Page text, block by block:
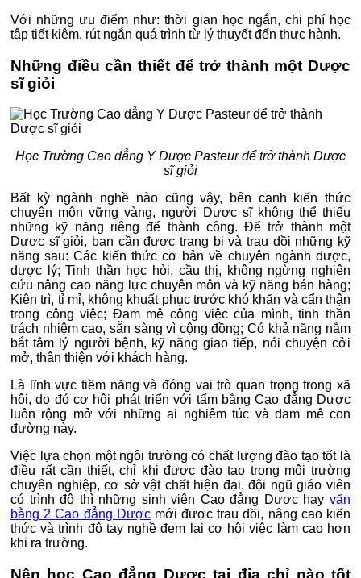
Với những ưu điểm như: thời gian học ngắn, chi phí học
tập tiết kiệm, rút ngắn quá trình từ lý thuyết đến thực hành.
Những điều cần thiết để trở thành một Dược
sĩ giỏi
Học Trường Cao đẳng Y Dược Pasteur để trở thành Dược
sĩ giỏi
Bất kỳ ngành nghề nào cũng vậy, bên cạnh kiến thức
chuyên môn vững vàng, người Dược sĩ không thể thiếu
những kỹ năng riêng để thành công. Để trở thành một
Dược sĩ giỏi, bạn cần được trang bị và trau dồi những kỹ
năng sau: Các kiến thức cơ bản về chuyên ngành dược,
dược lý; Tinh thần học hỏi, cầu thị, không ngừng nghiên
cứu nâng cao năng lực chuyên môn và kỹ năng bán hàng;
Kiên trì, tỉ mỉ, không khuất phục trước khó khăn và cẩn thận
trong công việc; Đam mê công việc của mình, tinh thần
trách nhiệm cao, sẵn sàng vì cộng đồng; Có khả năng nắm
bắt tâm lý người bệnh, kỹ năng giao tiếp, nói chuyện cởi
mở, thân thiện với khách hàng.
Là lĩnh vực tiềm năng và đóng vai trò quan trọng trong xã
hội, do đó cơ hội phát triển với tấm bằng Cao đẳng Dược
luôn rộng mở với những ai nghiêm túc và đam mê con
đường này.
Việc lựa chọn một ngôi trường có chất lượng đào tạo tốt là
điều rất cần thiết, chỉ khi được đào tạo trong môi trường
chuyên nghiệp, cơ sở vật chất hiện đại, đội ngũ giáo viên
có trình độ thì những sinh viên Cao đẳng Dược hay văn
bằng 2 Cao đẳng Dượcmới được trau dồi, nâng cao kiến
thức và trình độ tay nghề đem lại cơ hội việc làm cao hơn
khi ra trường.
Nên học Cao đẳng Dược tại địa chỉ nào tốt